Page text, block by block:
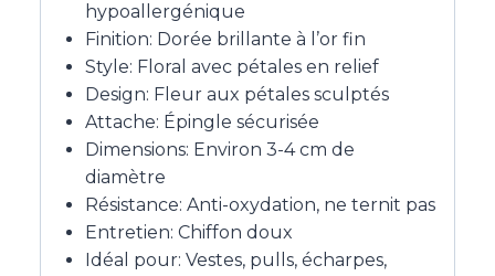
hypoallergénique
Finition: Dorée brillante à l’or fin
Style: Floral avec pétales en relief
Design: Fleur aux pétales sculptés
Attache: Épingle sécurisée
Dimensions: Environ 3-4 cm de
diamètre
Résistance: Anti-oxydation, ne ternit pas
Entretien: Chiffon doux
Idéal pour: Vestes, pulls, écharpes,